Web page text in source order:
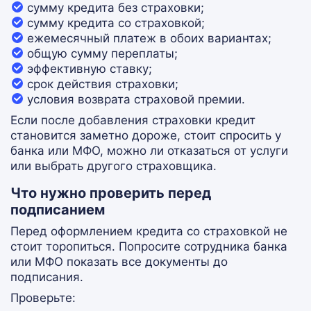
сумму кредита без страховки;
сумму кредита со страховкой;
ежемесячный платеж в обоих вариантах;
общую сумму переплаты;
эффективную ставку;
срок действия страховки;
условия возврата страховой премии.
Если после добавления страховки кредит
становится заметно дороже, стоит спросить у
банка или МФО, можно ли отказаться от услуги
или выбрать другого страховщика.
Что нужно проверить перед
подписанием
Перед оформлением кредита со страховкой не
стоит торопиться. Попросите сотрудника банка
или МФО показать все документы до
подписания.
Проверьте: